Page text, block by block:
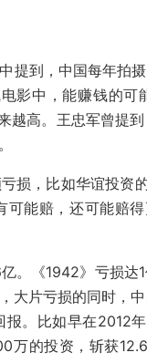
提到，中国每年拍
影中，能赚钱的可
越高。王忠军曾提
损，比如华谊投资
能赔，还可能赔
。《1942》亏损达1
大片亏损的同时，
。比如早在2012
万的投资，斩获